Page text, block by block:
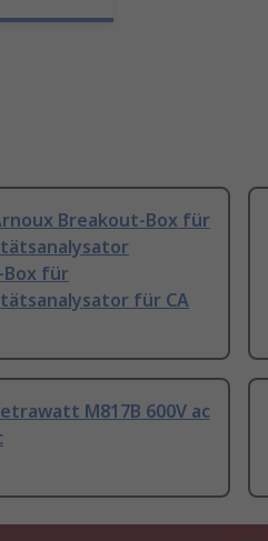
Breakout-Box für
für
für CA
M817B 600V ac